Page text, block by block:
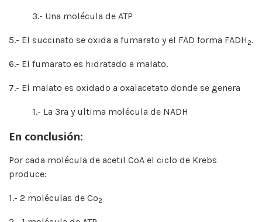
3.- Una molécula de ATP
5.- El succinato se oxida a fumarato y el FAD forma FADH 2.
6.- El fumarato es hidratado a malato.
7.- El malato es oxidado a oxalacetato donde se genera
1.- La 3ra y ultima molécula de NADH
En conclusión:
Por cada molécula de acetil CoA el ciclo de Krebs
produce:
1.- 2 moléculas de Co2